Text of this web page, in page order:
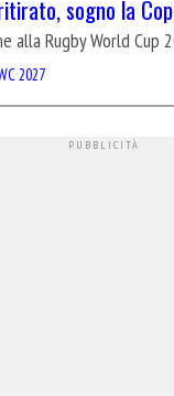
sogno la
alla Rugby World Cup
2027